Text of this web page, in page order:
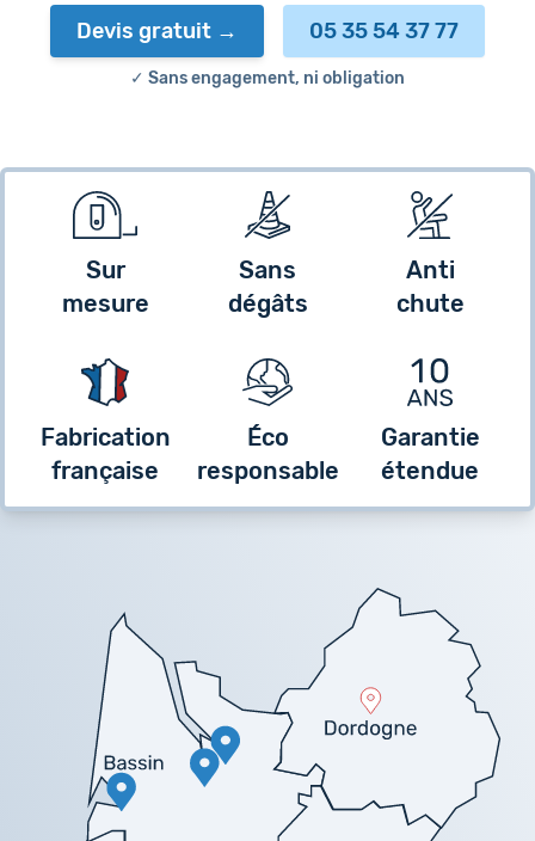
Devis gratuit 05 35 54 37 77
✓ Sans engagement, ni obligation
Sur
mesure
Sans
dégâts
Anti
chute
Fabrication
française
Éco
responsable
Garantie
étendue